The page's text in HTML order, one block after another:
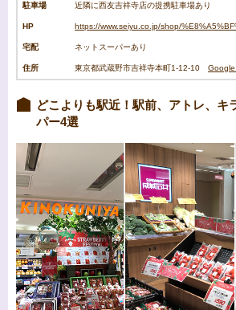
駐車場 近隣に西友吉祥寺店の提携駐車場あり
HP https://www.seiyu.co.jp/shop/
宅配 ネットスーパーあり
住所 東京都武蔵野市吉祥寺本町1-12-10 Google
どこよりも駅近！駅前、アトレ、キ
パー4選